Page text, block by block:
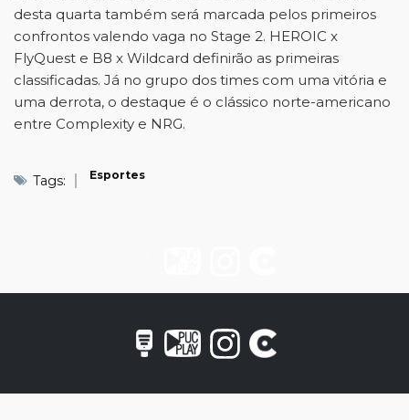
desta quarta também será marcada pelos primeiros
confrontos valendo vaga no Stage 2. HEROIC x
FlyQuest e B8 x Wildcard definirão as primeiras
classificadas. Já no grupo dos times com uma vitória e
uma derrota, o destaque é o clássico norte-americano
entre Complexity e NRG.
Tags: Esportes